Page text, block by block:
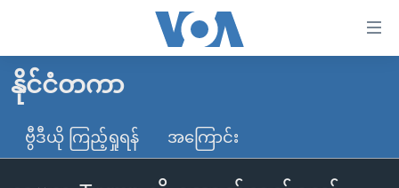
လွယ်ကူ
စေ
သည့်
မူလစာမျက်နှာ
မြန်မာ
ကမ္ဘာ့သတင်းများ
နိုင်ငံတကာ
ဗွီဒီယို ကြည့်ရှုရန် အကြောင်း